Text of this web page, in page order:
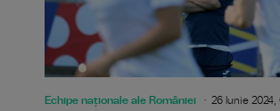
Echipe naționale ale României 26 Iunie 2024,